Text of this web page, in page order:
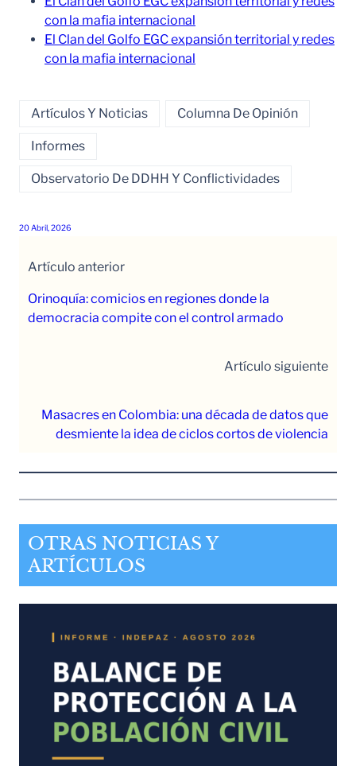
con la mafia internacional
El Clan del Golfo EGC expansión territorial y redes
con la mafia internacional
Artículos Y Noticias Columna De Opinión
Informes
Observatorio De DDHH Y Conflictividades
20 Abril, 2026
Artículo anterior
Orinoquía: comicios en regiones donde la
democracia compite con el control armado
Artículo siguiente
Masacres en Colombia: una década de datos que
desmiente la idea de ciclos cortos de violencia
OTRAS NOTICIAS Y
ARTÍCULOS